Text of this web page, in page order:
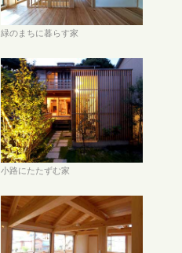
緑のまちに暮らす家
小路にたたずむ家